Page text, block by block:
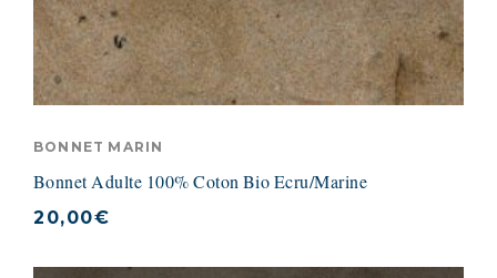
BONNET MARIN
Bonnet Adulte 100% Coton Bio Ecru/Marine
20,00€